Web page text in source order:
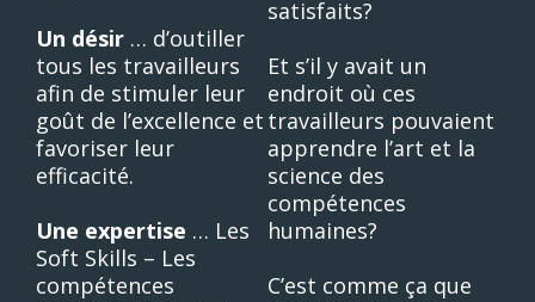
Un désir … d’outiller
tous les travailleurs
afin de stimuler leur
goût de l’excellence et
favoriser leur
efficacité.
Une expertise … Les
Soft Skills – Les
compétences
satisfaits?
Et s’il y avait un
endroit où ces
travailleurs pouvaient
apprendre l’art et la
science des
compétences
humaines?
C’est comme ça que